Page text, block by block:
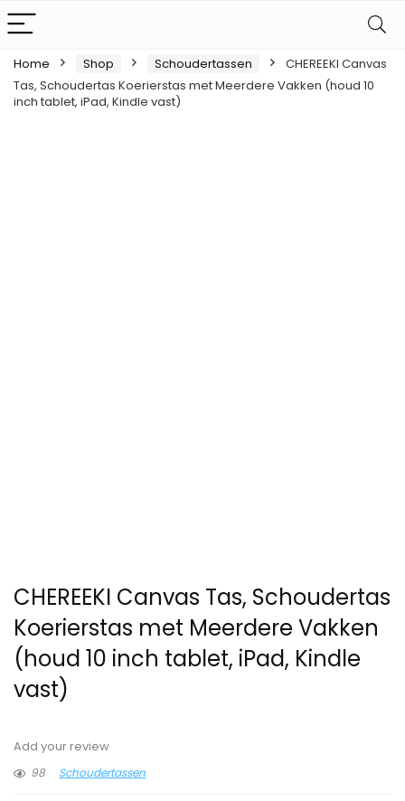
Home Shop Schoudertassen
CHEREEKI Canvas
Tas, Schoudertas Koerierstas met Meerdere Vakken (houd 10
inch tablet, iPad, Kindle vast)
CHEREEKI Canvas Tas, Schoudertas
Koerierstas met Meerdere Vakken
(houd 10 inch tablet, iPad, Kindle
vast)
Add your review
98
Schoudertassen